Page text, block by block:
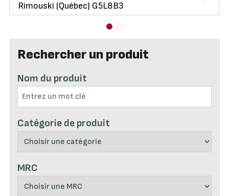
Rechercher un produit
Nom du produit
Catégorie de produit
MRC
Rimouski (Québec) G5L8B3